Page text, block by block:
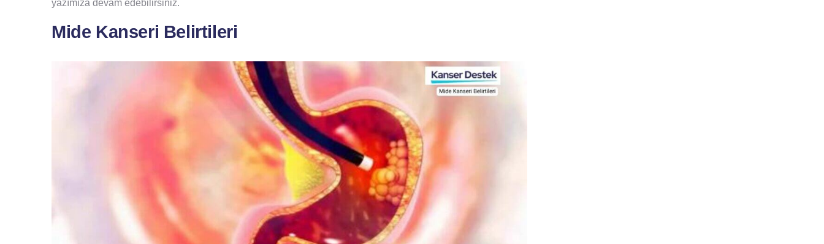
yazımıza devam edebilirsiniz.
Mide Kanseri Belirtileri